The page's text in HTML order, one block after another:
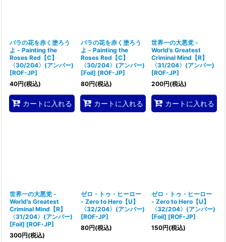
バラの花を赤く塗ろう
よ - Painting the
Roses Red【C】
〈30/204〉(アンバー)
[ROF-JP]
40円(税込)
カートに入れる
バラの花を赤く塗ろう
よ - Painting the
Roses Red【C】
〈30/204〉(アンバー)
[Foil] [ROF-JP]
80円(税込)
カートに入れる
世界一の大悪党 -
World's Greatest
Criminal Mind【R】
〈31/204〉(アンバー)
[ROF-JP]
200円(税込)
カートに入れる
世界一の大悪党 -
World's Greatest
Criminal Mind【R】
〈31/204〉(アンバー)
[Foil] [ROF-JP]
300円(税込)
ゼロ・トゥ・ヒーロー
- Zero to Hero【U】
〈32/204〉(アンバー)
[ROF-JP]
80円(税込)
ゼロ・トゥ・ヒーロー
- Zero to Hero【U】
〈32/204〉(アンバー)
[Foil] [ROF-JP]
150円(税込)